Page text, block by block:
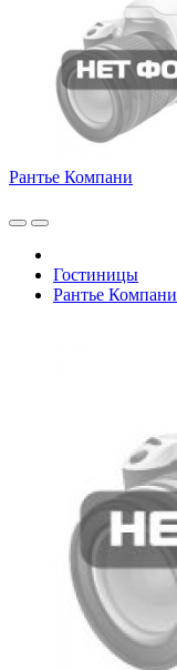
Рантье Компани
Гостиницы
Рантье Компани